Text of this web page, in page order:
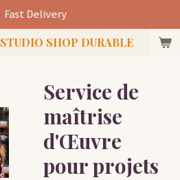
STUDIO SHOP DURABLE
Fast Delivery
Service de
maîtrise
d'Œuvre
pour projets